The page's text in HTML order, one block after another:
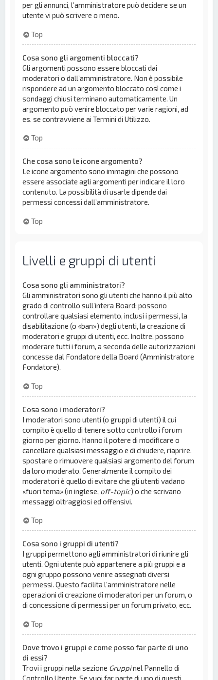
per gli annunci, l’amministratore può decidere se un
utente vi può scrivere o meno.
Top
Cosa sono gli argomenti bloccati?
Gli argomenti possono essere bloccati dai
moderatori o dall’amministratore. Non è possibile
rispondere ad un argomento bloccato così come i
sondaggi chiusi terminano automaticamente. Un
argomento può venire bloccato per varie ragioni, ad
es. se contravviene ai Termini di Utilizzo.
Top
Che cosa sono le icone argomento?
Le icone argomento sono immagini che possono
essere associate agli argomenti per indicare il loro
contenuto. La possibilità di usarle dipende dai
permessi concessi dall’amministratore.
Top
Livelli e gruppi di utenti
Cosa sono gli amministratori?
Gli amministratori sono gli utenti che hanno il più alto
grado di controllo sull’intera Board; possono
controllare qualsiasi elemento, inclusi i permessi, la
disabilitazione (o «ban») degli utenti, la creazione di
moderatori e gruppi di utenti, ecc. Inoltre, possono
moderare tutti i forum, a seconda delle autorizzazioni
concesse dal Fondatore della Board (Amministratore
Fondatore).
Top
Cosa sono i moderatori?
I moderatori sono utenti (o gruppi di utenti) il cui
compito è quello di tenere sotto controllo i forum
giorno per giorno. Hanno il potere di modificare o
cancellare qualsiasi messaggio e di chiudere, riaprire,
spostare o rimuovere qualsiasi argomento del forum
da loro moderato. Generalmente il compito dei
moderatori è quello di evitare che gli utenti vadano
«fuori tema» (in inglese, off-topic) o che scrivano
messaggi oltraggiosi ed offensivi.
Top
Cosa sono i gruppi di utenti?
I gruppi permettono agli amministratori di riunire gli
utenti. Ogni utente può appartenere a più gruppi e a
ogni gruppo possono venire assegnati diversi
permessi. Questo facilita l’amministratore nelle
operazioni di creazione di moderatori per un forum, o
di concessione di permessi per un forum privato, ecc.
Top
Dove trovo i gruppi e come posso far parte di uno
di essi?
Trovi i gruppi nella sezione Gruppinel Pannello di
Controllo Utente. Se vuoi far parte di uno di questi